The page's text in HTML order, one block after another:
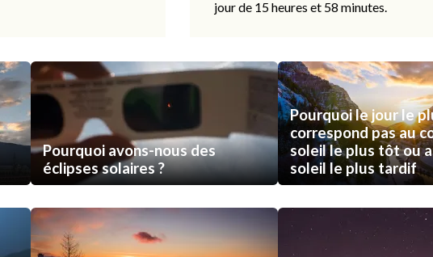
jour de 15 heures et 58 minutes.
Pourquoi avons-nous des
éclipses solaires ?
Pourquoi le jour le
correspond pas au
soleil le plus tôt ou
soleil le plus tardif